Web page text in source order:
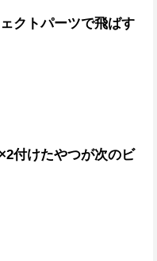
クトパーツで飛ばす
付けたやつが次のビ